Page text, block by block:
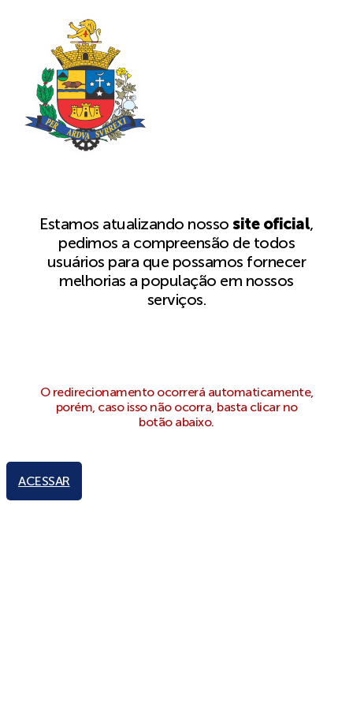
Estamos atualizando nossosite oficial,
pedimos a compreensão de todos
usuários para que possamos fornecer
melhorias a população em nossos
serviços.
O redirecionamento ocorrerá automaticamente,
porém, caso isso não ocorra, basta clicar no
botão abaixo.
ACESSAR